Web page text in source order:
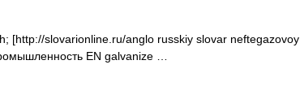
[http://slovarionline.ru/anglo russkiy slovar neftegazovoy
EN galvanize …